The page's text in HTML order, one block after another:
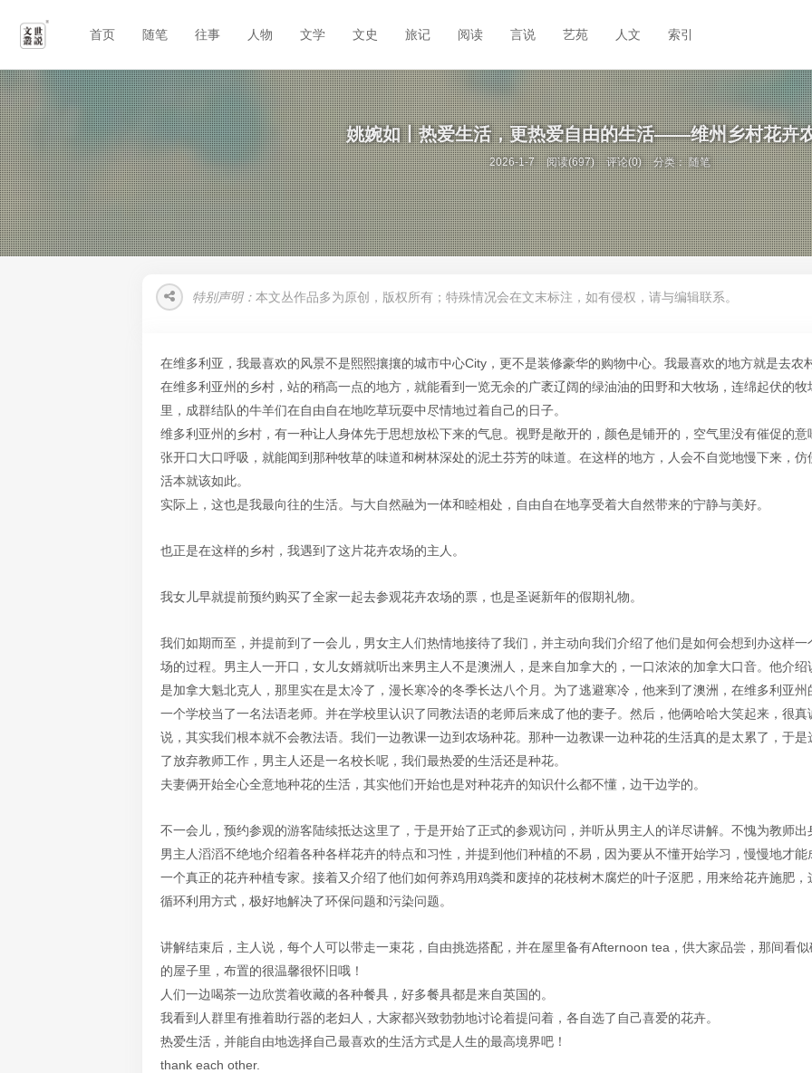
首页 随笔 往事 人物 文学 文史 旅记 阅读 言说 艺苑 人文 索引
姚婉如丨热爱生活，更热爱自由的生活——维州乡村花卉
2026-1-7 阅读(697) 评论(0) 分类：随笔
特别声明： 本文丛作品多为原创，版权所有；特殊情况会在文末标注，如有侵权，请与编辑联系。
在维多利亚，我最喜欢的风景不是熙熙攘攘的城市中心City，更不是装修豪华的购物中心。我最喜欢的地方就是去农村
在维多利亚州的乡村，站的稍高一点的地方，就能看到一览无余的广袤辽阔的绿油油的田野和大牧场，连绵起伏的牧
里，成群结队的牛羊们在自由自在地吃草玩耍中尽情地过着自己的日子。
维多利亚州的乡村，有一种让人身体先于思想放松下来的气息。视野是敞开的，颜色是铺开的，空气里没有催促的意
张开口大口呼吸，就能闻到那种牧草的味道和树林深处的泥土芬芳的味道。在这样的地方，人会不自觉地慢下来，仿
活本就该如此。
实际上，这也是我最向往的生活。与大自然融为一体和睦相处，自由自在地享受着大自然带来的宁静与美好。
也正是在这样的乡村，我遇到了这片花卉农场的主人。
我女儿早就提前预约购买了全家一起去参观花卉农场的票，也是圣诞新年的假期礼物。
我们如期而至，并提前到了一会儿，男女主人们热情地接待了我们，并主动向我们介绍了他们是如何会想到办这样一
场的过程。男主人一开口，女儿女婿就听出来男主人不是澳洲人，是来自加拿大的，一口浓浓的加拿大口音。他介绍
是加拿大魁北克人，那里实在是太冷了，漫长寒冷的冬季长达八个月。为了逃避寒冷，他来到了澳洲，在维多利亚州
一个学校当了一名法语老师。并在学校里认识了同教法语的老师后来成了他的妻子。然后，他俩哈哈大笑起来，很真
说，其实我们根本就不会教法语。我们一边教课一边到农场种花。那种一边教课一边种花的生活真的是太累了，于是
了放弃教师工作，男主人还是一名校长呢，我们最热爱的生活还是种花。
夫妻俩开始全心全意地种花的生活，其实他们开始也是对种花卉的知识什么都不懂，边干边学的。
不一会儿，预约参观的游客陆续抵达这里了，于是开始了正式的参观访问，并听从男主人的详尽讲解。不愧为教师出
男主人滔滔不绝地介绍着各种各样花卉的特点和习性，并提到他们种植的不易，因为要从不懂开始学习，慢慢地才能
一个真正的花卉种植专家。接着又介绍了他们如何养鸡用鸡粪和废掉的花枝树木腐烂的叶子沤肥，用来给花卉施肥，
循环利用方式，极好地解决了环保问题和污染问题。
讲解结束后，主人说，每个人可以带走一束花，自由挑选搭配，并在屋里备有Afternoon tea，供大家品尝，那间看似
的屋子里，布置的很温馨很怀旧哦！
人们一边喝茶一边欣赏着收藏的各种餐具，好多餐具都是来自英国的。
我看到人群里有推着助行器的老妇人，大家都兴致勃勃地讨论着提问着，各自选了自己喜爱的花卉。
热爱生活，并能自由地选择自己最喜欢的生活方式是人生的最高境界吧！
thank each other.